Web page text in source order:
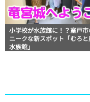
小学校が水族館に！？室戸市
ニークな新スポット「むろと
水族館」